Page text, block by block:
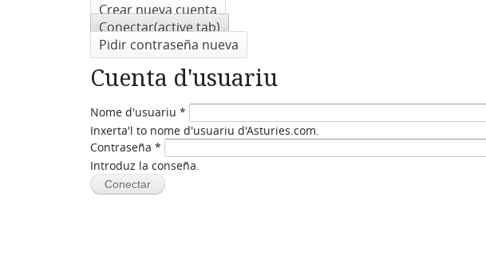
Crear nueva cuenta
Conectar(active tab)
Pidir contraseña nueva
Cuenta d'usuariu
Nome d'usuariu *
Inxerta'l to nome d'usuariu d'Asturies.com.
Contraseña *
Introduz la conseña.